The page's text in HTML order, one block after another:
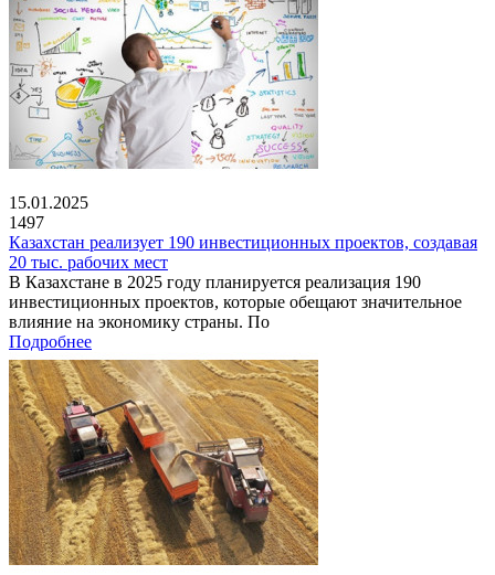
15.01.2025
1497
Казахстан реализует 190 инвестиционных проектов, создавая
20 тыс. рабочих мест
В Казахстане в 2025 году планируется реализация 190
инвестиционных проектов, которые обещают значительное
влияние на экономику страны. По
Подробнее